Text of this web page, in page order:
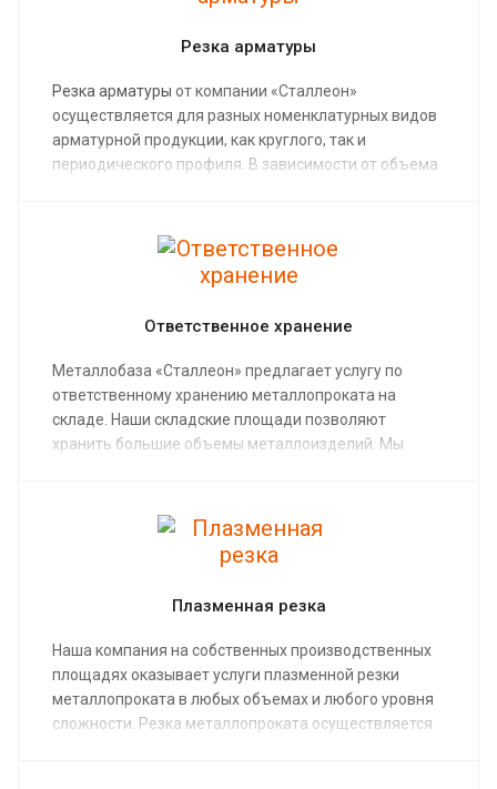
Резка арматуры
Резка арматуры от компании «Сталлеон»
осуществляется для разных номенклатурных видов
арматурной продукции, как круглого, так и
периодического профиля. В зависимости от объема
резка арматурыбудет произведена либо вручную
при помощи ручного профессионального
инструмента (ножницы или болгаркой), либо на
арматурных прутов до 14-16 диаметра может быть
выполнена на гильотине.
Ответственное хранение
Металлобаза «Сталлеон» предлагает услугу по
ответственному хранению металлопроката на
складе. Наши складские площади позволяют
хранить большие объемы металлоизделий. Мы
Плазменная резка
Наша компания на собственных производственных
площадях оказывает услуги плазменной резки
металлопроката в любых объемах и любого уровня
сложности. Резка металлопроката осуществляется